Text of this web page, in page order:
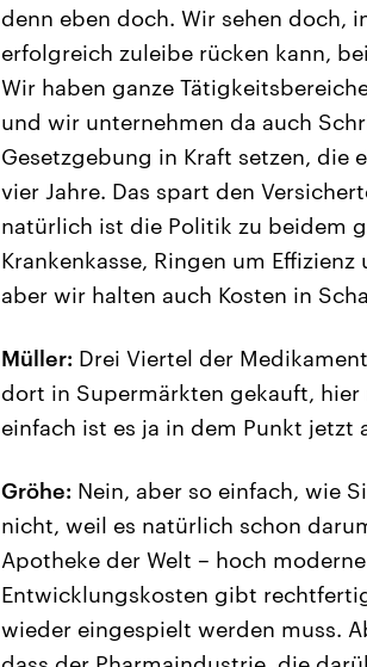
denn eben doch. Wir sehen doch,
erfolgreich zuleibe rücken kann,
Wir haben ganze
und wir unternehmen da auch
Gesetzgebung in Kraft setzen, die
vier Jahre. Das spart den
natürlich ist die Politik zu beidem
Krankenkasse, Ringen um
aber wir halten auch Kosten in
Müller: Drei Viertel der
dort in Supermärkten gekauft,
einfach ist es ja in dem Punkt jetzt
Gröhe: Nein, aber so einfach, wie
nicht, weil es natürlich schon
Apotheke der Welt – hoch
Entwicklungskosten gibt
wieder eingespielt werden muss.